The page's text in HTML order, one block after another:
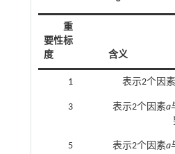
重
要性标
度
含义
1 表示2个因素
3 表示2个因素a
5 表示2个因素a